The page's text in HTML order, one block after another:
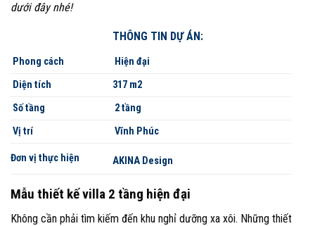
dưới đây nhé!
THÔNG TIN DỰ ÁN:
Phong cách
Hiện đại
Diện tích
317 m2
Số tầng
2 tầng
Vị trí
Vĩnh Phúc
Đơn vị thực hiện AKINA Design
Mẫu thiết kế villa 2 tầng hiện đại
Không cần phải tìm kiếm đến khu nghỉ dưỡng xa xôi. Những thiết